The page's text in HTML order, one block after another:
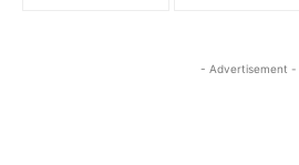
- Advertisement -